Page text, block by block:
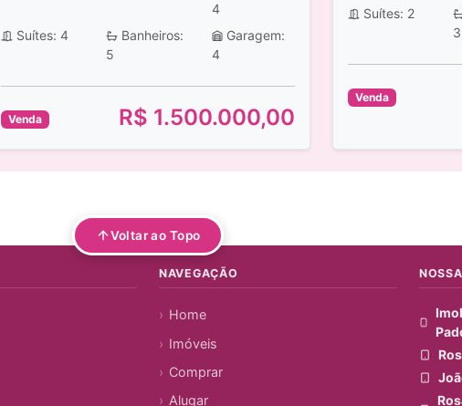
4
Suítes: 4
Banheiros:
5
Garagem:
4
Venda R$ 1.500.000,00
Suítes: 2
3
Venda
Voltar ao Topo
NAVEGAÇÃO
Home
Imóveis
Comprar
Alugar